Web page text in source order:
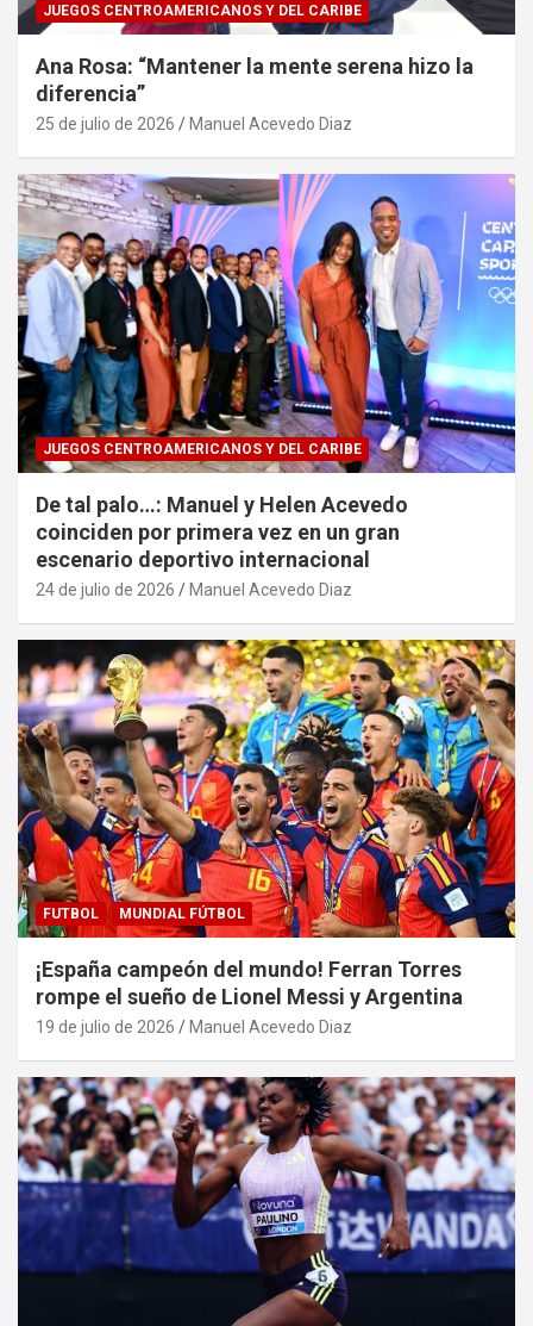
JUEGOS CENTROAMERICANOS Y DEL CARIBE
Ana Rosa: “Mantener la mente serena hizo la
diferencia”
25 de julio de 2026 Manuel Acevedo Diaz
JUEGOS CENTROAMERICANOS Y DEL CARIBE
De tal palo…: Manuel y Helen Acevedo
coinciden por primera vez en un gran
escenario deportivo internacional
24 de julio de 2026 Manuel Acevedo Diaz
FUTBOL MUNDIAL FÚTBOL
¡España campeón del mundo! Ferran Torres
rompe el sueño de Lionel Messi y Argentina
19 de julio de 2026 Manuel Acevedo Diaz